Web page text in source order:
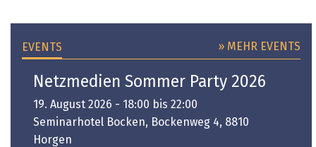
EVENTS » MEHR EVENTS
Netzmedien Sommer Party 2026
19. August 2026 - 18:00 bis 22:00
Seminarhotel Bocken, Bockenweg 4, 8810
Horgen